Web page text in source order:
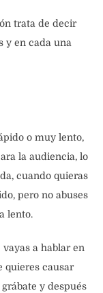
trata de decir
y en cada una
o muy lento,
la audiencia, lo
cuando quieras
pero no abuses
lento.
a hablar en
quieres causar
y después